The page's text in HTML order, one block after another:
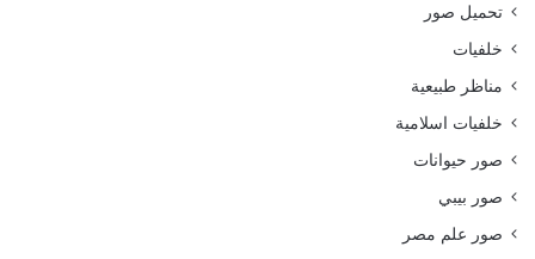
تحميل صور
خلفيات
مناظر طبيعية
خلفيات اسلامية
صور حيوانات
صور بيبي
صور علم مصر